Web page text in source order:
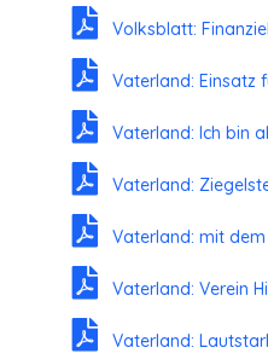
Volksblatt:
Vaterland: Einsatz
Vaterland: Ich bin
Vaterland:
Vaterland: mit dem
Vaterland: Verein
Vaterland: